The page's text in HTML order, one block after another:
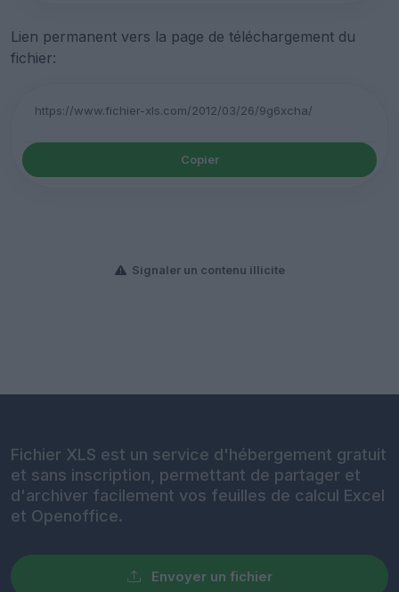
Lien permanent vers la page de téléchargement du
fichier:
Copier
Signaler un contenu illicite
Fichier XLS est un service d'hébergement gratuit
et sans inscription, permettant de partager et
d'archiver facilement vos feuilles de calcul Excel
et Openoffice.
Envoyer un fichier